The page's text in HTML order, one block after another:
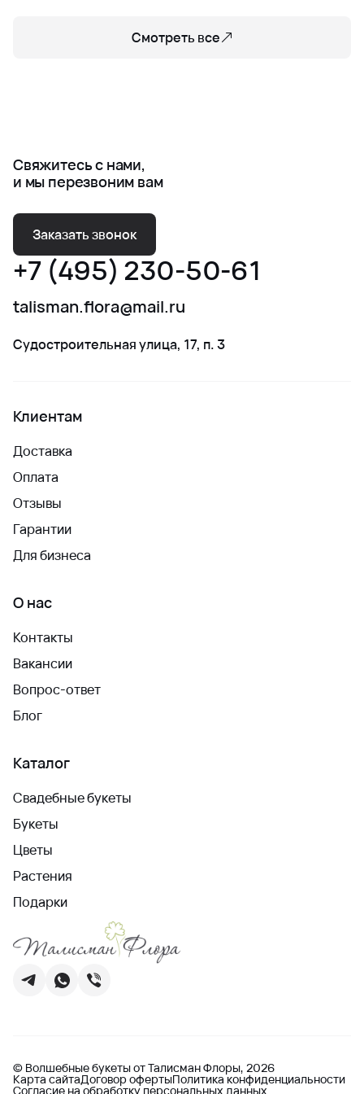
Смотреть все
Свяжитесь с нами,
и мы перезвоним вам
Заказать звонок
+7 (495) 230-50-61
talisman.flora@mail.ru
Судостроительная улица, 17, п. 3
Клиентам
Доставка
Оплата
Отзывы
Гарантии
Для бизнеса
О нас
Контакты
Вакансии
Вопрос-ответ
Блог
Каталог
Свадебные букеты
Букеты
Цветы
Растения
Подарки
© Волшебные букеты от Талисман Флоры, 2026
Карта сайтаДоговор офертыПолитика конфиденциальности
Согласие на обработку персональных данных